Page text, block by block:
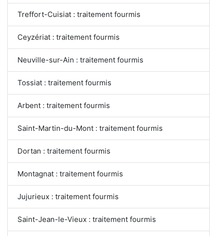
Treffort-Cuisiat : traitement fourmis
Ceyzériat : traitement fourmis
Neuville-sur-Ain : traitement fourmis
Tossiat : traitement fourmis
Arbent : traitement fourmis
Saint-Martin-du-Mont : traitement fourmis
Dortan : traitement fourmis
Montagnat : traitement fourmis
Jujurieux : traitement fourmis
Saint-Jean-le-Vieux : traitement fourmis